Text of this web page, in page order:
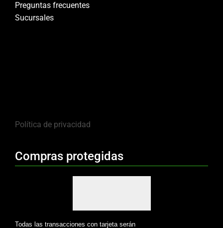
Preguntas frecuentes
Sucursales
Política de privacidad
Compras protegidas
Todas las transacciones con tarjeta serán